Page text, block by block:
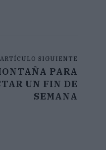
ARTÍCULO SIGUIENTE
PARA
UN FIN DE
SEMANA